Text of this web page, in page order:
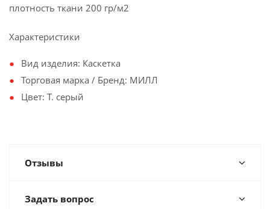
плотность ткани 200 гр/м2
Характеристики
Вид изделия: Каскетка
Торговая марка / Бренд: МИЛЛ
Цвет: Т. серый
Отзывы
Задать вопрос